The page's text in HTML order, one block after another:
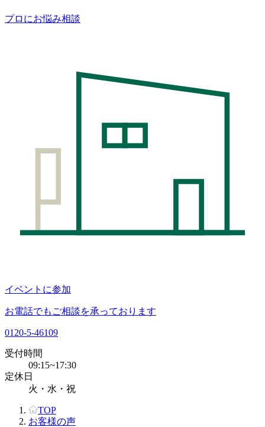
プロにお悩み相談
イベントに参加
お電話でもご相談を承っております
0120-5-46109
受付時間
09:15~17:30
定休日
火・水・祝
TOP
お客様の声